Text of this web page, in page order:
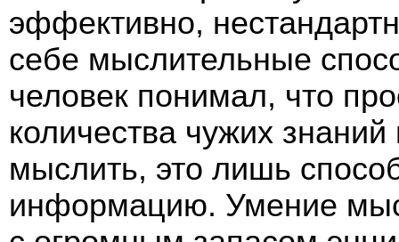
эффективно,
себе мыслительные
человек понимал, что
количества чужих
мыслить, это лишь
информацию. Умение